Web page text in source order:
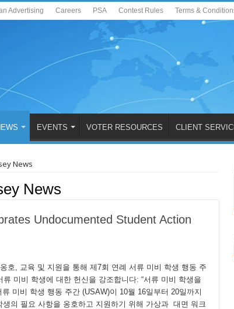
Advertising Careers PSA Contest Rules Terms &
EVENTS VOTER RESOURCES CLIENT
News
News
Undocumented Student Action
호, 교육 및 지원을 통해 제7회 연례 서류 미비 학생 행동 주
미비 학생에 대한 헌신을 강조합니다: “서류 미비 학생을
미비 학생 행동 주간 (USAW)이 10월 16일부터 20일까지
의 필요 사항을 옹호하고 지원하기 위해 가상과 대면 워크